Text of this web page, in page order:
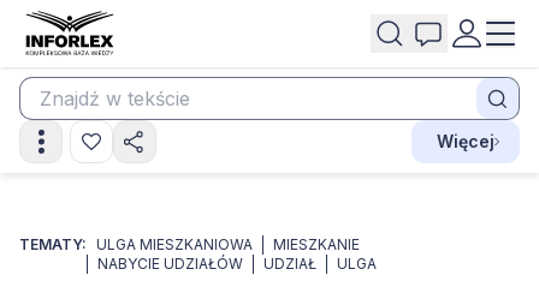
Więcej
TEMATY: ULGA MIESZKANIOWA
MIESZKANIE
NABYCIE UDZIAŁÓW
UDZIAŁ ULGA